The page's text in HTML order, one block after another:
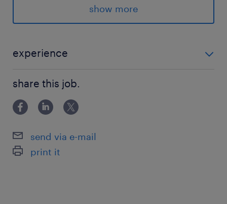
＜＜飯田橋★大手通信企業向け＞＞
◆交通費支給
◆未経験OK
◆システム運用・保守
◆残業なし
◆駅チカ
最寄駅
東西線、南北線、有楽町線、大江戸線、総武線／
show more
experience
不可）
share this job.
send via e-mail
print it